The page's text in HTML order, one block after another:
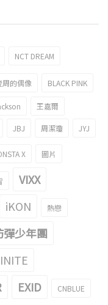
NCT DREAM
周的偶像 BLACK PINK
王嘉爾
JBJ 周潔瓊 JYJ
X 圖片
VIXX
iKON 熱戀
彈少年團
EXID CNBLUE